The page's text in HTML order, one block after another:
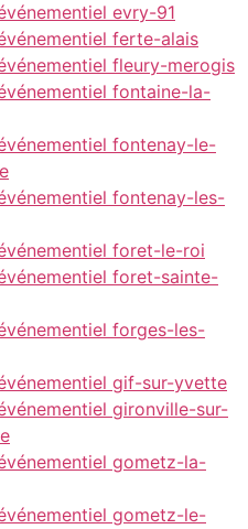
evry-91
ferte-alais
fleury-merogis
fontaine-la-
fontenay-le-
fontenay-les-
foret-le-roi
foret-sainte-
forges-les-
gif-sur-yvette
gironville-sur-
gometz-la-
gometz-le-